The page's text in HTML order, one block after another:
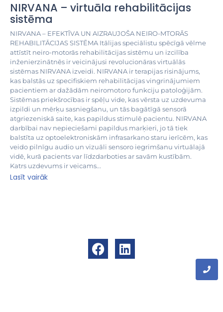
NIRVANA – virtuāla rehabilitācijas
sistēma
NIRVANA – EFEKTĪVA UN AIZRAUJOŠA NEIRO-MTORĀS
REHABILITĀCIJAS SISTĒMA Itālijas speciālistu spēcīgā vēlme
attīstīt neiro-motorās rehabilitācijas sistēmu un izcilība
inženierzinātnēs ir veicinājusi revolucionāras virtuālās
sistēmas NIRVANA izveidi. NIRVANA ir terapijas risinājums,
kas balstās uz specifiskiem rehabilitācijas vingrinājumiem
pacientiem ar dažādām neiromotoro funkciju patoloģijām.
Sistēmas priekšrocības ir spēļu vide, kas vērsta uz uzdevuma
izpildi un mērķu sasniegšanu, un tās bagātīgā sensorā
atgriezeniskā saite, kas papildus stimulē pacientu. NIRVANA
darbībai nav nepieciešami papildus marķieri, jo tā tiek
balstīta uz optoelektroniskām infrasarkano staru ierīcēm, kas
veido pilnīgu audio un vizuāli sensoro iegrimšanu virtuālajā
vidē, kurā pacients var līdzdarboties ar savām kustībām.
Katrs uzdevums ir veicams...
Lasīt vairāk